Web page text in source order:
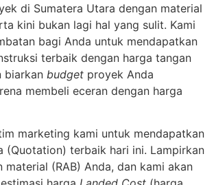
di Sumatera Utara dengan material
kini bukan lagi hal yang sulit. Kami
bagi Anda untuk mendapatkan
terbaik dengan harga tangan
biarkan budget proyek Anda
membeli eceran dengan harga
marketing kami untuk mendapatkan
(Quotation) terbaik hari ini. Lampirkan
(RAB) Anda, dan kami akan